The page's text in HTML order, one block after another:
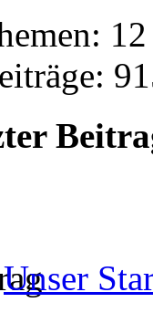
12
Unser